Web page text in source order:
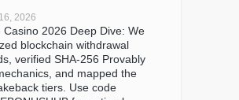
2026
Casino 2026 Deep Dive: We
blockchain withdrawal
verified SHA-256 Provably
and mapped the
tiers. Use code